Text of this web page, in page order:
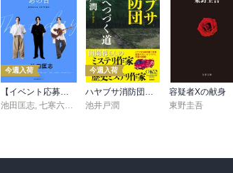
今週入荷
【イベント応募シリアルコード付】池田匡志出演・オーディオフォトブック「あの日」SPECIAL EDITION（音声／動画付）
池田匡志, 七寒六温 konoko58,
今週入荷
ハヤブサ消防団 森へつづく道
池井戸潤
容疑者Xの献身
東野圭吾